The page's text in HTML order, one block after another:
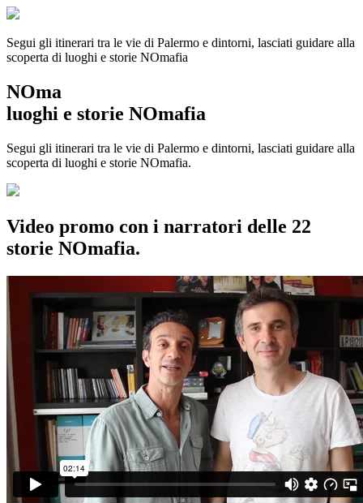
Segui gli itinerari tra le vie di Palermo e dintorni, lasciati guidare alla
scoperta di luoghi e storie NOmafia
NOma
luoghi e storie NOmafia
Segui gli itinerari tra le vie di Palermo e dintorni, lasciati guidare alla
scoperta di luoghi e storie NOmafia.
Video promo con i narratori delle 22
storie NOmafia.